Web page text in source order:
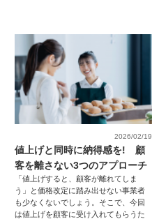
2026/02/19
値上げと同時に納得感を! 顧
客を離さない3つのアプローチ
「値上げすると、顧客が離れてしま
う」と価格改定に踏み出せない事業者
も少なくないでしょう。そこで、今回
は値上げを顧客に受け入れてもらうた